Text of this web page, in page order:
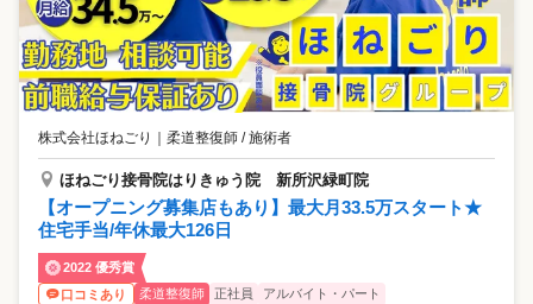
株式会社ほねごり ｜ 柔道整復師 / 施術者
ほねごり接骨院はりきゅう院 新所沢緑町院
【オープニング募集店もあり】最大月33.5万スタート★
住宅手当/年休最大126日
2022 優秀賞
口コミあり
柔道整復師 正社員
アルバイト・パート